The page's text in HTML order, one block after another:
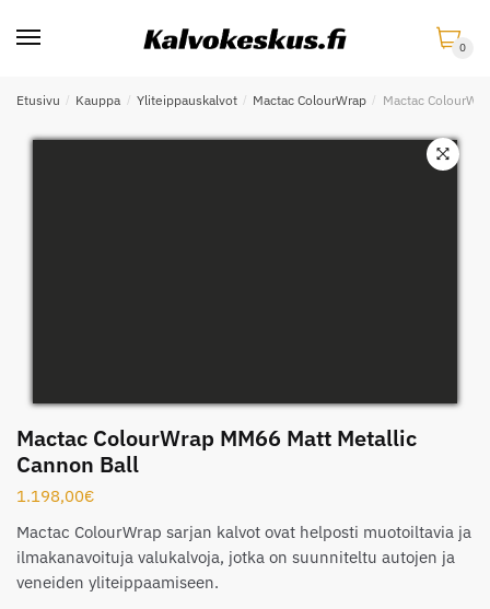
0
Etusivu / Kauppa / Yliteippauskalvot / Mactac ColourWrap / Mactac
Mactac ColourWrap MM66 Matt Metallic
Cannon Ball
1.198,00€
Mactac ColourWrap sarjan kalvot ovat helposti muotoiltavia ja
ilmakanavoituja valukalvoja, jotka on suunniteltu autojen ja
veneiden yliteippaamiseen.